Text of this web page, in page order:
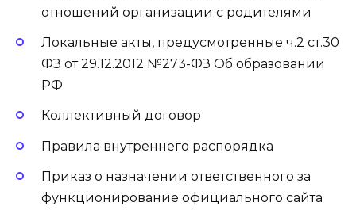
отношений организации с родителями
Локальные акты, предусмотренные ч.2 ст.30
ФЗ от 29.12.2012 №273-ФЗ Об образовании
РФ
Коллективный договор
Правила внутреннего распорядка
Приказ о назначении ответственного за
функционирование официального сайта